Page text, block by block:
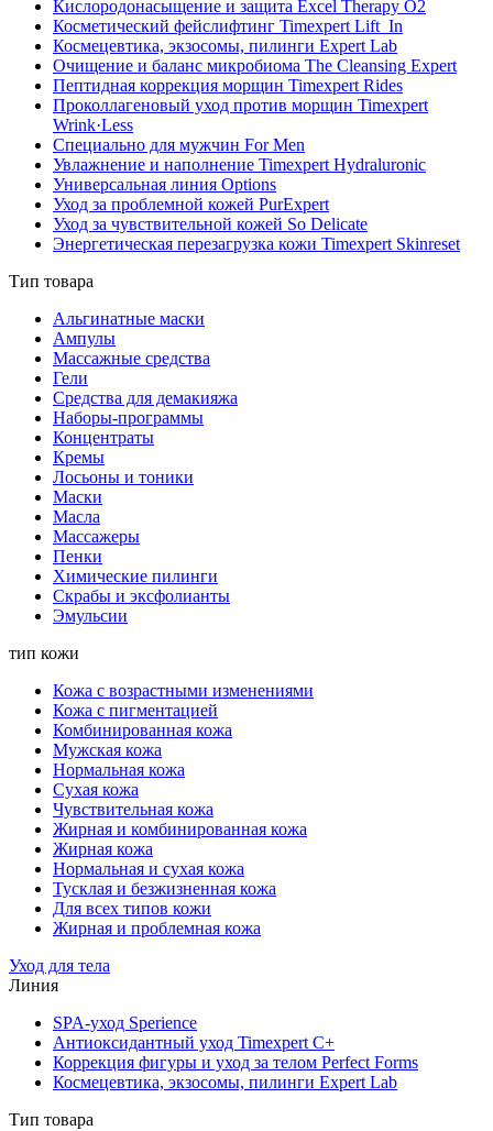
Кислородонасыщение и защита Excel Therapy O2
Косметический фейслифтинг Timexpert Lift_In
Космецевтика, экзосомы, пилинги Expert Lab
Очищение и баланс микробиома The Cleansing Expert
Пептидная коррекция морщин Timexpert Rides
Проколлагеновый уход против морщин Timexpert
Wrink·Less
Специально для мужчин For Men
Увлажнение и наполнение Timexpert Hydraluronic
Универсальная линия Options
Уход за проблемной кожей PurExpert
Уход за чувствительной кожей So Delicate
Энергетическая перезагрузка кожи Timexpert Skinreset
Тип товара
Альгинатные маски
Ампулы
Массажные средства
Гели
Средства для демакияжа
Наборы-программы
Концентраты
Кремы
Лосьоны и тоники
Маски
Масла
Массажеры
Пенки
Химические пилинги
Скрабы и эксфолианты
Эмульсии
тип кожи
Кожа с возрастными изменениями
Кожа с пигментацией
Комбинированная кожа
Мужская кожа
Нормальная кожа
Сухая кожа
Чувствительная кожа
Жирная и комбинированная кожа
Жирная кожа
Нормальная и сухая кожа
Тусклая и безжизненная кожа
Для всех типов кожи
Жирная и проблемная кожа
Уход для тела
Линия
SPA-уход Sperience
Антиоксидантный уход Timexpert C+
Коррекция фигуры и уход за телом Perfect Forms
Космецевтика, экзосомы, пилинги Expert Lab
Тип товара